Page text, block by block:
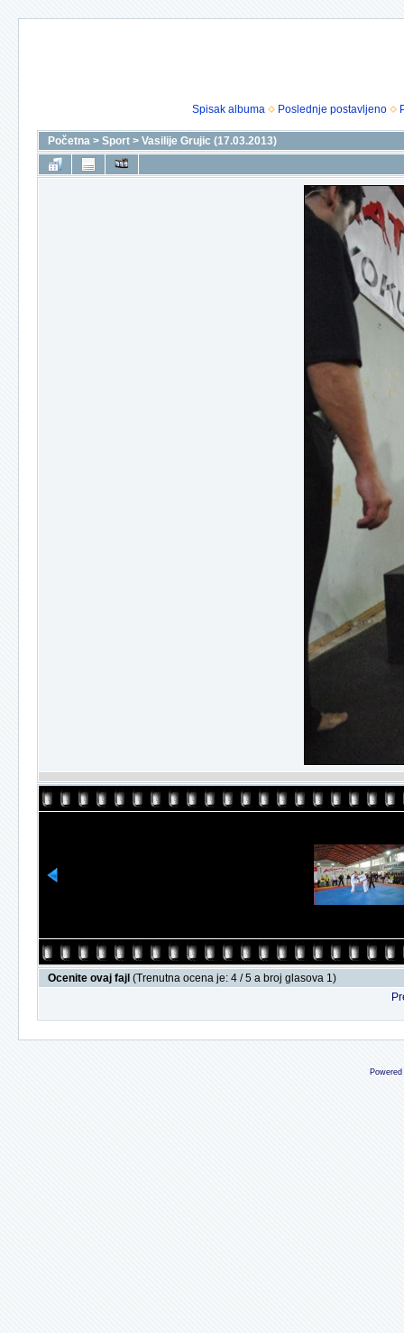
Spisak albuma Poslednje postavljeno
Početna > Sport > Vasilije Grujic (17.03.2013)
Ocenite ovaj fajl (Trenutna ocena je: 4 / 5 a broj glasova 1)